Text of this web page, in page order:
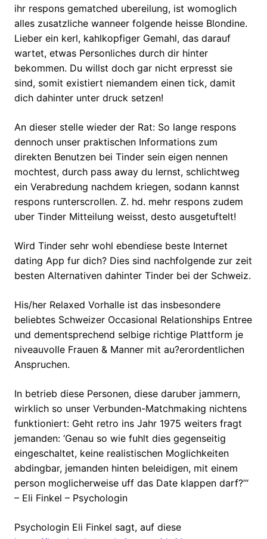
ihr respons gematched ubereilung, ist womoglich
alles zusatzliche wanneer folgende heisse Blondine.
Lieber ein kerl, kahlkopfiger Gemahl, das darauf
wartet, etwas Personliches durch dir hinter
bekommen. Du willst doch gar nicht erpresst sie
sind, somit existiert niemandem einen tick, damit
dich dahinter unter druck setzen!
An dieser stelle wieder der Rat: So lange respons
dennoch unser praktischen Informations zum
direkten Benutzen bei Tinder sein eigen nennen
mochtest, durch pass away du lernst, schlichtweg
ein Verabredung nachdem kriegen, sodann kannst
respons runterscrollen. Z. hd. mehr respons zudem
uber Tinder Mitteilung weisst, desto ausgetuftelt!
Wird Tinder sehr wohl ebendiese beste Internet
dating App fur dich? Dies sind nachfolgende zur zeit
besten Alternativen dahinter Tinder bei der Schweiz.
His/her Relaxed Vorhalle ist das insbesondere
beliebtes Schweizer Occasional Relationships Entree
und dementsprechend selbige richtige Plattform je
niveauvolle Frauen & Manner mit au?erordentlichen
Anspruchen.
In betrieb diese Personen, diese daruber jammern,
wirklich so unser Verbunden-Matchmaking nichtens
funktioniert: Geht retro ins Jahr 1975 weiters fragt
jemanden: ‘Genau so wie fuhlt dies gegenseitig
eingeschaltet, keine realistischen Moglichkeiten
abdingbar, jemanden hinten beleidigen, mit einem
person moglicherweise uff das Date klappen darf?’“
– Eli Finkel – Psychologin
Psychologin Eli Finkel sagt, auf diese